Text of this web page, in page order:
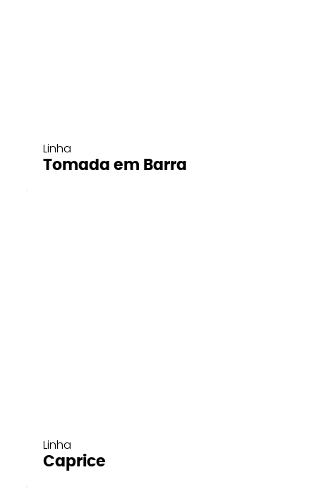
Linha
Tomada em Barra
Linha
Caprice